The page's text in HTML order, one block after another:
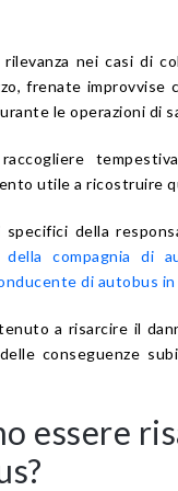
nei casi di
frenate improvvise
le operazioni di
utile a ricostruire
della
della compagnia di
di autobus
a risarcire il
conseguenze
essere